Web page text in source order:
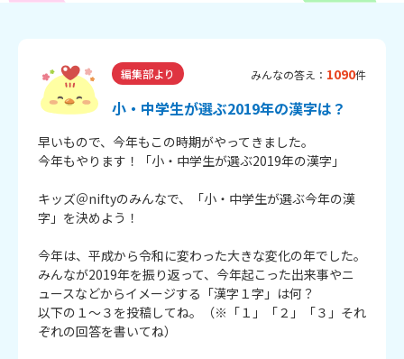
編集部より みんなの答え： 1090件
小・中学生が選ぶ2019年の漢字は？
早いもので、今年もこの時期がやってきました。
今年もやります！「小・中学生が選ぶ2019年の漢字」
キッズ＠niftyのみんなで、「小・中学生が選ぶ今年の漢
字」を決めよう！
今年は、平成から令和に変わった大きな変化の年でした。
みんなが2019年を振り返って、今年起こった出来事やニ
ュースなどからイメージする「漢字１字」は何？
以下の１～３を投稿してね。（※「１」「２」「３」それ
ぞれの回答を書いてね）